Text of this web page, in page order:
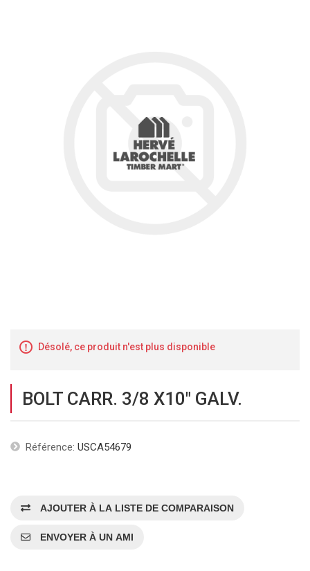
Désolé, ce produit n'est plus disponible
BOLT CARR. 3/8 X10" GALV.
Référence: USCA54679
AJOUTER À LA LISTE DE COMPARAISON
ENVOYER À UN AMI